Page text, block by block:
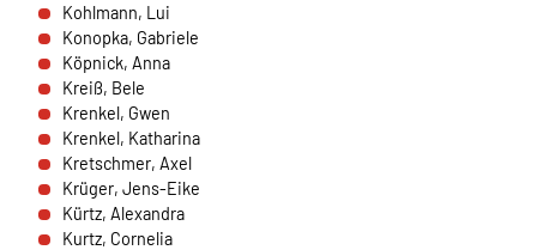
Kohlmann, Lui
Konopka, Gabriele
Köpnick, Anna
Kreiß, Bele
Krenkel, Gwen
Krenkel, Katharina
Kretschmer, Axel
Krüger, Jens-Eike
Kürtz, Alexandra
Kurtz, Cornelia
Anbieter:
HelpDirect (HelpDirect e.V. Ahrweg 107 D-53347
Alfter) und Google Ireland Limited Gordon House,
Barrow Street Dublin 4 Irland
Zweck:
Erkennung von Spam und Schutz vor Missbrauch
im Spendenformular, Abwicklung der Spende mit
HelpDirect.